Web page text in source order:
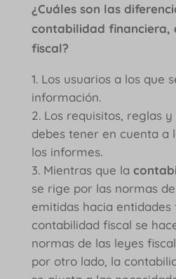
¿Cuáles son las
contabilidad financiera,
fiscal?
Los usuarios a los que
información.
Los requisitos, reglas
debes tener en cuenta a
los informes.
Mientras que la
se rige por las normas
emitidas hacia entidades
contabilidad fiscal se
normas de las leyes
por otro lado, la